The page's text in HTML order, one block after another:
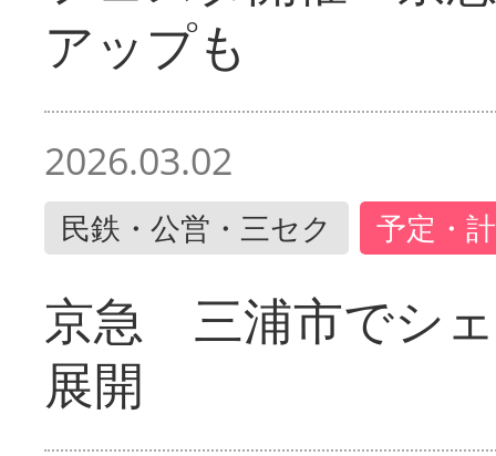
アップも
2026.03.02
民鉄・公営・三セク 予定・
京急 三浦市でシ
展開